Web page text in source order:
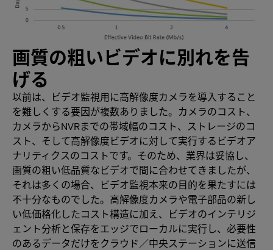
画質の粗いビデオに別れを告
げる
以前は、ビデオ監視用に高解像度カメラを導入すること
を難しくする要因が複数ありました。カメラのコスト、
カメラからNVRまでの帯域幅のコスト、ストレージのコ
スト、そして高解像度ビデオに対して実行するビデオア
ナリティクスのコストです。そのため、業界は妥協し、
画質の粗い低品質なビデオで間に合わせてきましたが、
それは多くの場合、ビデオ監視本来の目的を果たすには
不十分なものでした。高解像度カメラや電子部品の新し
い低価格化したコスト構造に加え、ビデオのインテリジ
ェント分析と保存をエッジでローカルに実行し、必要性
のあるデータだけをクラウド／中央ステーションに送信